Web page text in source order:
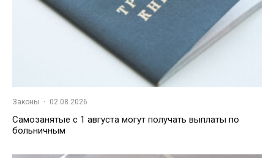
Законы · 02.08.2026
Самозанятые с 1 августа могут получать выплаты по
больничным